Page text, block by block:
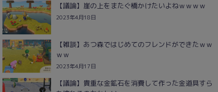
【議論】崖の上をまたぐ橋かけたいよねｗｗｗｗ
2023年4月18日
【雑談】あつ森ではじめてのフレンドができたｗｗ
ｗｗ
2023年4月17日
【議論】貴重な金鉱石を消費して作った金道具すら